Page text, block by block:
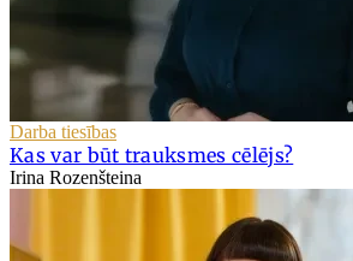
Darba tiesības
Kas var būt trauksmes cēlējs?
Irina Rozenšteina